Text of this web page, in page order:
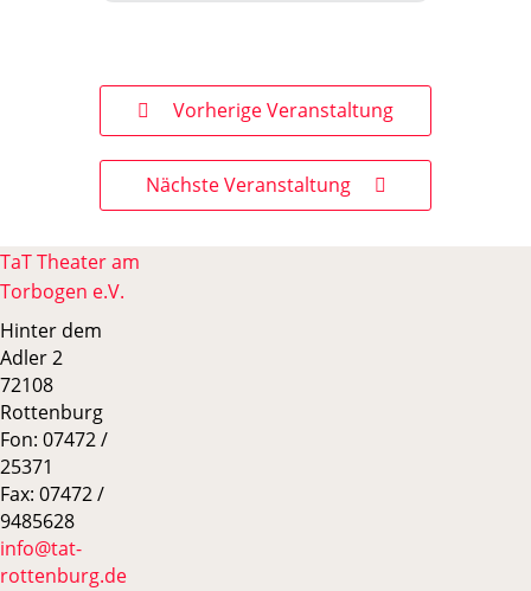
Vorherige Veranstaltung
Nächste Veranstaltung
TaT Theater am
Torbogen e.V.
Hinter dem
Adler 2
72108
Rottenburg
Fon: 07472 /
25371
Fax: 07472 /
9485628
info@tat-
rottenburg.de